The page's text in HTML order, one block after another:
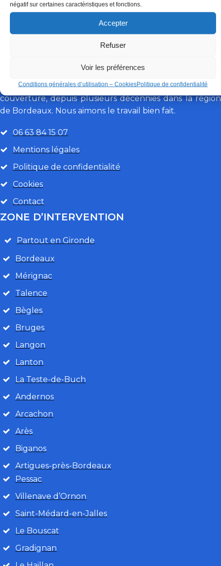
négatif sur certaines caractéristiques et fonctions.
Accepter
Refuser
Voir les préférences
Conditions générales d’utilisation – CookiesPolitique de confidentialité
DEMANDE DE DEVIS 06 63 84 15 07
Appel gratuit 7 jours sur 7
Les Toitures de Gironde sont des spécialistes de la
couverture, depuis plusieurs décennies dans la région
de Bordeaux. Nous aimons le travail bien fait.
06 63 84 15 07
Mentions légales
Politique de confidentialité
Cookies
Contact
ZONE D’INTERVENTION
Partout en Gironde
Bordeaux
Mérignac
Talence
Bègles
Bruges
Langon
Lanton
La Teste-de-Buch
Andernos
Arcachon
Arès
Biganos
Artigues-près-Bordeaux
Pessac
Villenave d’Ornon
Saint-Médard-en-Jalles
Le Bouscat
Gradignan